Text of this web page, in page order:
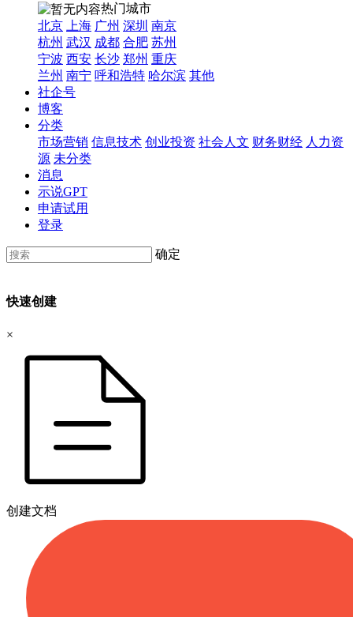
热门城市
北京
上海 广州 深圳 南京
杭州 武汉 成都 合肥 苏州
宁波 西安 长沙 郑州 重庆
兰州 南宁 呼和浩特 哈尔滨 其他
社企号
博客
分类
市场营销 信息技术 创业投资 社会人文 财务财经 人力资
源 未分类
消息
示说GPT
申请试用
登录
确定
快速创建
×
创建文档